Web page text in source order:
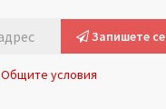
Запишете се
Общите условия